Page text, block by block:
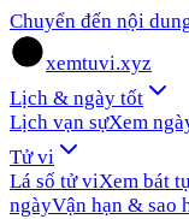
Chuyển đến nội
xemtuvi.xyz
Lịch & ngày tốt
Lịch vạn sựXem
Tử vi
Lá số tử viXem bát
ngàyVận hạn & sao